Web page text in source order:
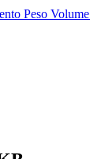
Peso Volume